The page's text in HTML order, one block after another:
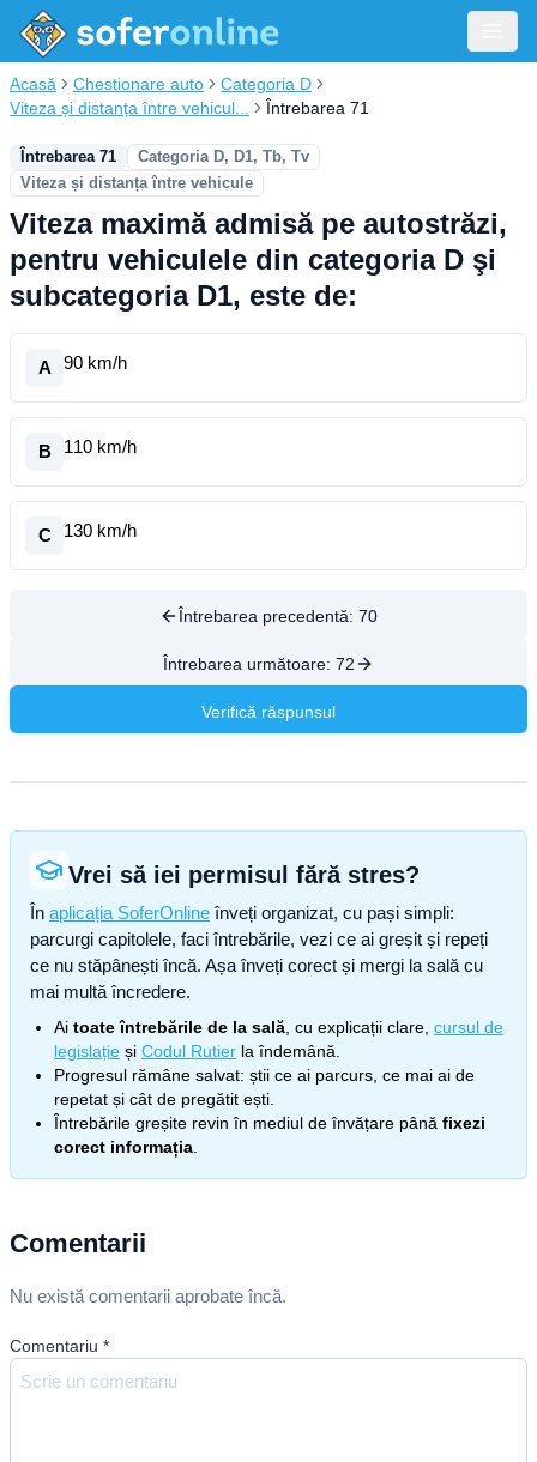
Acasă Chestionare auto
Categoria D
Viteza și distanța între vehicul...
Întrebarea 71
Întrebarea 71
Categoria D, D1, Tb, Tv
Viteza și distanța între vehicule
Viteza maximă admisă pe autostrăzi,
pentru vehiculele din categoria D şi
subcategoria D1, este de:
A 90 km/h
B 110 km/h
C 130 km/h
Întrebarea precedentă: 70
Întrebarea următoare: 72
Verifică răspunsul
Vrei să iei permisul fără stres?
În aplicația SoferOnline înveți organizat, cu pași simpli:
parcurgi capitolele, faci întrebările, vezi ce ai greșit și repeți
ce nu stăpânești încă. Așa înveți corect și mergi la sală cu
mai multă încredere.
Ai toate întrebările de la sală , cu explicații clare, cursul de
legislație și Codul Rutier la îndemână.
Progresul rămâne salvat: știi ce ai parcurs, ce mai ai de
repetat și cât de pregătit ești.
Întrebările greșite revin în mediul de învățare până fixezi
corect informația
Comentarii
Nu există comentarii aprobate încă.
Comentariu *